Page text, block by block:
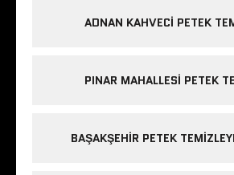
ADNAN KAHVECI PETEK
PINAR MAHALLESI PETEK
BAŞAKŞEHIR PETEK